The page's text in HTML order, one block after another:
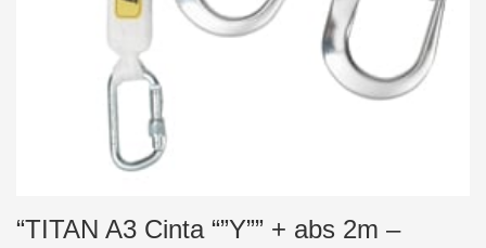
“TITAN A3 Cinta “”Y”” + abs 2m –